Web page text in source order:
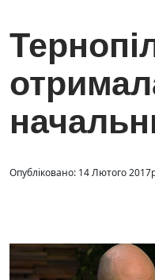
Опубліковано: 14 Лютого